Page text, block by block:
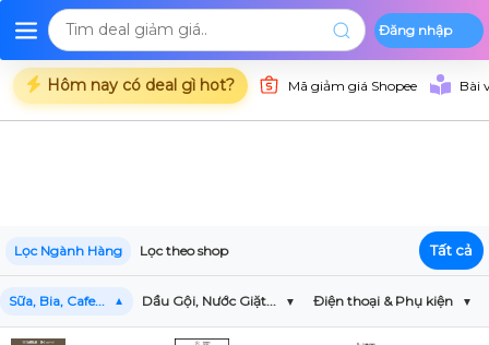
Đăng nhập
Hôm nay có deal gì hot? Mã giảm giá Shopee Bài
Trang chủ Deal Shopee Deal Lazada Deal Tiki Danh mục
Lọc Ngành Hàng Lọc theo shop Tất cả
Sữa, Bia, Cafe... Dầu Gội, Nước Giặt... Điện thoại & Phụ kiện